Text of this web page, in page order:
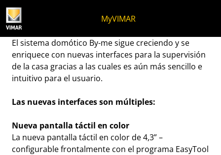
MyVIMAR
La familia By-me crece.
El sistema domótico By-me sigue creciendo y se
enriquece con nuevas interfaces para la supervisión
de la casa gracias a las cuales es aún más sencillo e
intuitivo para el usuario.
Las nuevas interfaces son múltiples:
Nueva pantalla táctil en color
La nueva pantalla táctil en color de 4,3” –
configurable frontalmente con el programa EasyTool